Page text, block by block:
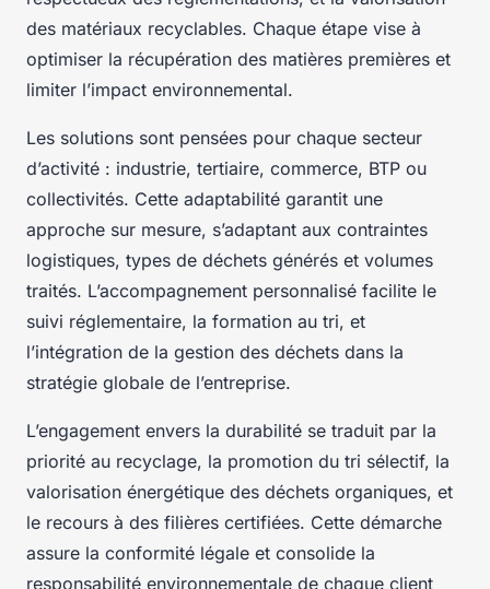
des matériaux recyclables. Chaque étape vise à
optimiser la récupération des matières premières et
limiter l’impact environnemental.
Les solutions sont pensées pour chaque secteur
d’activité : industrie, tertiaire, commerce, BTP ou
collectivités. Cette adaptabilité garantit une
approche sur mesure, s’adaptant aux contraintes
logistiques, types de déchets générés et volumes
traités. L’accompagnement personnalisé facilite le
suivi réglementaire, la formation au tri, et
l’intégration de la gestion des déchets dans la
stratégie globale de l’entreprise.
L’engagement envers la durabilité se traduit par la
priorité au recyclage, la promotion du tri sélectif, la
valorisation énergétique des déchets organiques, et
le recours à des filières certifiées. Cette démarche
assure la conformité légale et consolide la
responsabilité environnementale de chaque client